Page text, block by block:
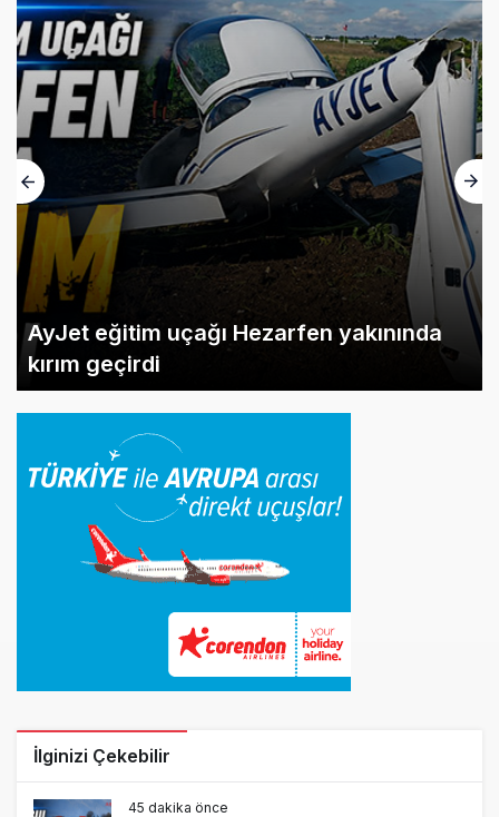
AyJet eğitim uçağı Hezarfen yakınında
kırım geçirdi
İlginizi Çekebilir
45 dakika önce